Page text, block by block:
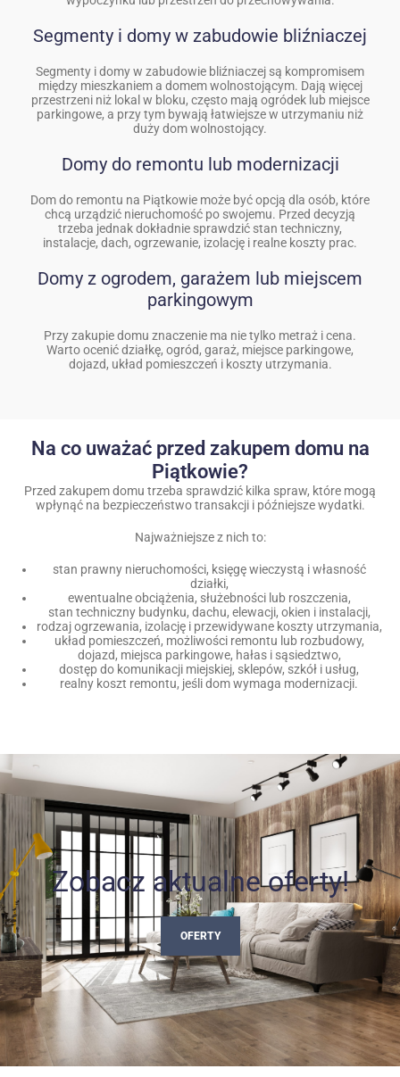
Segmenty i domy w zabudowie bliźniaczej
Segmenty i domy w zabudowie bliźniaczej są kompromisem
między mieszkaniem a domem wolnostojącym. Dają więcej
przestrzeni niż lokal w bloku, często mają ogródek lub miejsce
parkingowe, a przy tym bywają łatwiejsze w utrzymaniu niż
duży dom wolnostojący.
Domy do remontu lub modernizacji
Dom do remontu na Piątkowie może być opcją dla osób, które
chcą urządzić nieruchomość po swojemu. Przed decyzją
trzeba jednak dokładnie sprawdzić stan techniczny,
instalacje, dach, ogrzewanie, izolację i realne koszty prac.
Domy z ogrodem, garażem lub miejscem
parkingowym
Przy zakupie domu znaczenie ma nie tylko metraż i cena.
Warto ocenić działkę, ogród, garaż, miejsce parkingowe,
dojazd, układ pomieszczeń i koszty utrzymania.
Na co uważać przed zakupem domu na
Piątkowie?
Przed zakupem domu trzeba sprawdzić kilka spraw, które mogą
wpłynąć na bezpieczeństwo transakcji i późniejsze wydatki.
Najważniejsze z nich to:
stan prawny nieruchomości, księgę wieczystą i własność
działki,
ewentualne obciążenia, służebności lub roszczenia,
stan techniczny budynku, dachu, elewacji, okien i instalacji,
rodzaj ogrzewania, izolację i przewidywane koszty utrzymania,
układ pomieszczeń, możliwości remontu lub rozbudowy,
dojazd, miejsca parkingowe, hałas i sąsiedztwo,
dostęp do komunikacji miejskiej, sklepów, szkół i usług,
realny koszt remontu, jeśli dom wymaga modernizacji.
Zobacz aktualne oferty!
OFERTY